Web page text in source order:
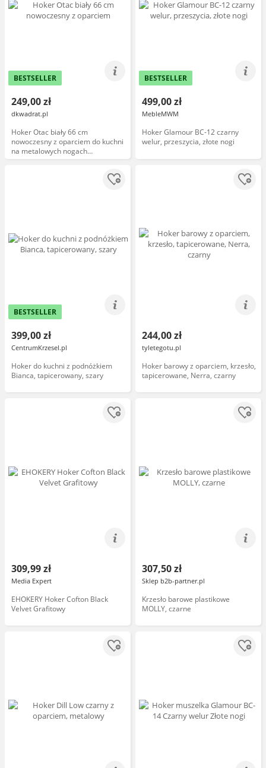
BESTSELLER
249,00 zł
dkwadrat.pl
Hoker Otac biały 66 cm
nowoczesny z oparciem do kuchni
na metalowych nogach
Atmosphera
BESTSELLER
499,00 zł
MebleMWM
Hoker Glamour BC-12 czarny
welur, przeszycia, złote nogi
BESTSELLER
399,00 zł
CentrumKrzesel.pl
Hoker do kuchni z podnóżkiem
Bianca, tapicerowany, szary
244,00 zł
tyletegotu.pl
Hoker barowy z oparciem, krzesło,
tapicerowane, Nerra, czarny
309,99 zł
Media Expert
EHOKERY Hoker Cofton Black
Velvet Grafitowy
307,50 zł
Sklep b2b-partner.pl
Krzesło barowe plastikowe
MOLLY, czarne